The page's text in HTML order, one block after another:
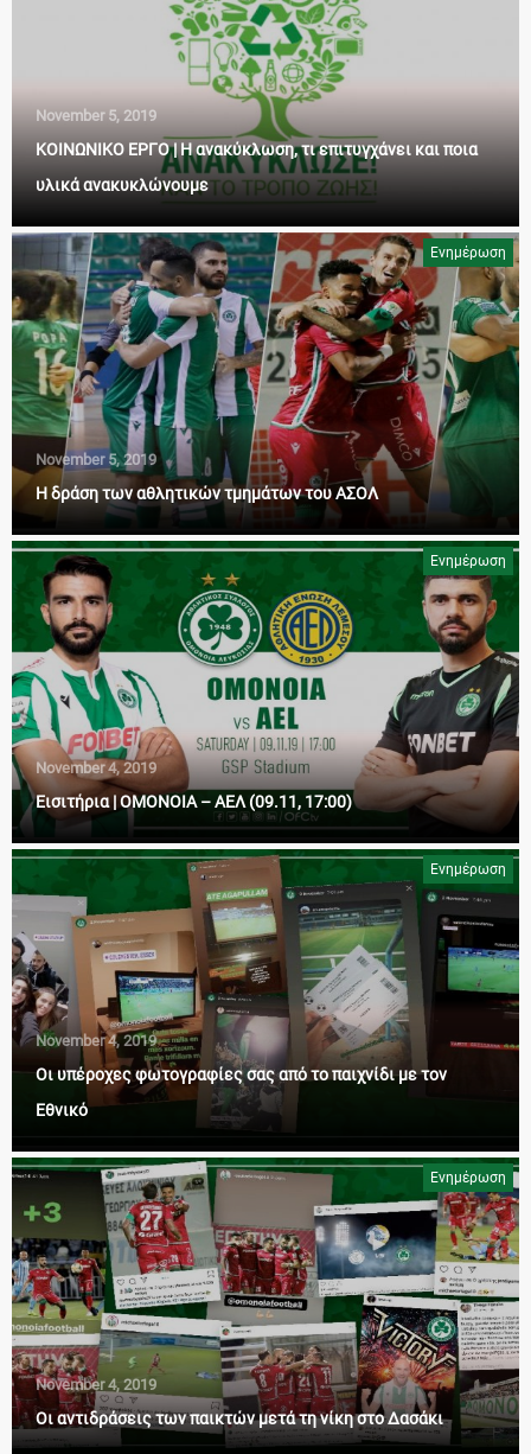
November 5, 2019
ΚΟΙΝΩΝΙΚΟ ΕΡΓΟ | Η ανακύκλωση, τι επιτυγχάνει και ποια
υλικά ανακυκλώνουμε
Ενημέρωση
November 5, 2019
Η δράση των αθλητικών τμημάτων του ΑΣΟΛ
Ενημέρωση
November 4, 2019
Εισιτήρια | ΟΜΟΝΟΙΑ – ΑΕΛ (09.11, 17:00)
Ενημέρωση
November 4, 2019
Οι υπέροχες φωτογραφίες σας από το παιχνίδι με τον
Εθνικό
Ενημέρωση
November 4, 2019
Οι αντιδράσεις των παικτών μετά τη νίκη στο Δασάκι